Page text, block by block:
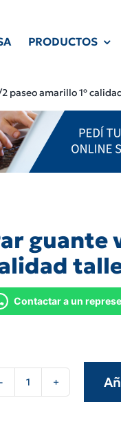
PRODUCTOS
paseo amarillo 1º
guante
Contactar a un
Par